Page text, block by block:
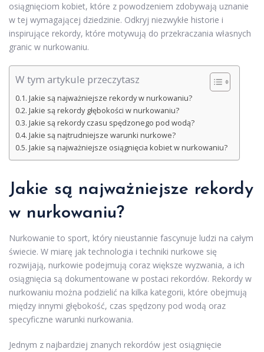
osiągnięciom kobiet, które z powodzeniem zdobywają uznanie
w tej wymagającej dziedzinie. Odkryj niezwykłe historie i
inspirujące rekordy, które motywują do przekraczania własnych
granic w nurkowaniu.
W tym artykule przeczytasz
Jakie są najważniejsze rekordy w nurkowaniu?
Jakie są rekordy głębokości w nurkowaniu?
Jakie są rekordy czasu spędzonego pod wodą?
Jakie są najtrudniejsze warunki nurkowe?
Jakie są najważniejsze osiągnięcia kobiet w nurkowaniu?
Jakie są najważniejsze rekordy
w nurkowaniu?
Nurkowanie to sport, który nieustannie fascynuje ludzi na całym
świecie. W miarę jak technologia i techniki nurkowe się
rozwijają, nurkowie podejmują coraz większe wyzwania, a ich
osiągnięcia są dokumentowane w postaci rekordów. Rekordy w
nurkowaniu można podzielić na kilka kategorii, które obejmują
między innymi głębokość, czas spędzony pod wodą oraz
specyficzne warunki nurkowania.
Jednym z najbardziej znanych rekordów jest osiągnięcie